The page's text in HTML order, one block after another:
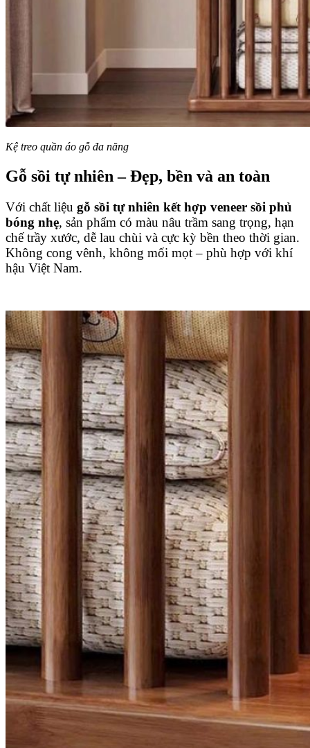
Kệ treo quần áo gỗ đa năng
Gỗ sồi tự nhiên – Đẹp, bền và an toàn
Với chất liệu gỗ sồi tự nhiên kết hợp veneer sồi phủ
bóng nhẹ, sản phẩm có màu nâu trầm sang trọng, hạn
chế trầy xước, dễ lau chùi và cực kỳ bền theo thời gian.
Không cong vênh, không mối mọt – phù hợp với khí
hậu Việt Nam.